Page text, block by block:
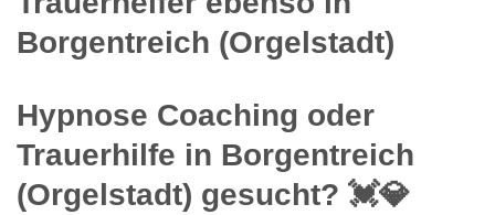
Borgentreich (Orgelstadt)
Hypnose Coaching oder
Trauerhilfe in Borgentreich
(Orgelstadt) gesucht? 💓️💎